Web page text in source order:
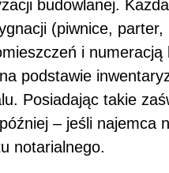
budowlanej.
(piwnice,
i numeracją
podstawie
Posiadając takie
– jeśli najemca
notarialnego.